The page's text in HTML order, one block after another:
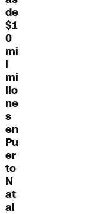
de
$1
0
mi
l
mi
llo
ne
s
en
Pu
er
to
N
at
al